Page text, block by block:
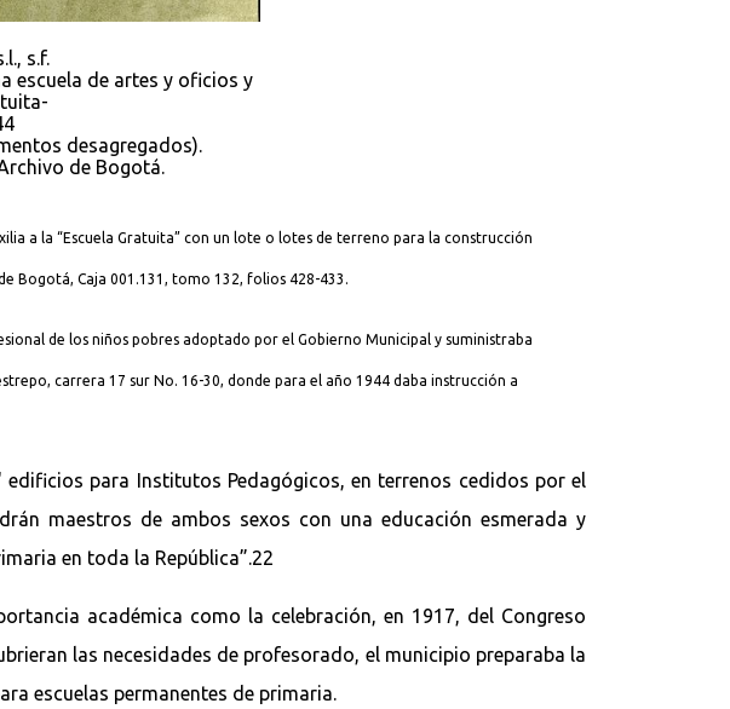
s.f.
escuela de artes y oficios y
desagregados).
de Bogotá.
a la “Escuela Gratuita” con un lote o lotes de terreno para la construcción
Bogotá, Caja 001.131, tomo 132, folios 428-433.
de los niños pobres adoptado por el Gobierno Municipal y suministraba
carrera 17 sur No. 16-30, donde para el año 1944 daba instrucción a
para Institutos Pedagógicos, en terrenos cedidos por el
maestros de ambos sexos con una educación esmerada y
en toda la República”.22
académica como la celebración, en 1917, del Congreso
las necesidades de profesorado, el municipio preparaba la
escuelas permanentes de primaria.